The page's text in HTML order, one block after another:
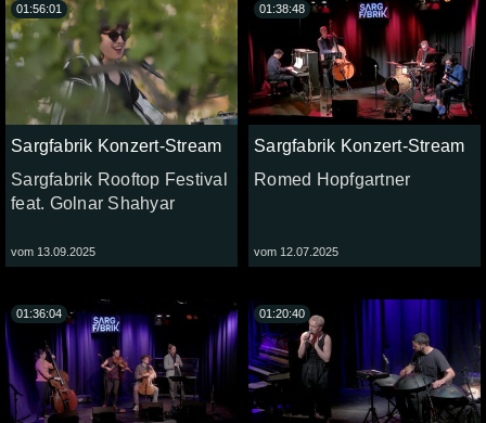
Sargfabrik Konzert-Stream
Sargfabrik Rooftop Festival
feat. Golnar Shahyar
vom 13.09.2025
01:56:01
Sargfabrik Konzert-Stream
Romed Hopfgartner
vom 12.07.2025
01:38:48
01:36:04 01:20:40